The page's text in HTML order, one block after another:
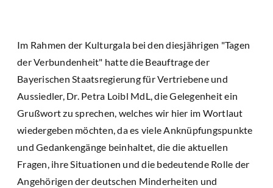
Im Rahmen der Kulturgala bei den diesjährigen "Tagen
der Verbundenheit" hatte die Beauftrage der
Bayerischen Staatsregierung für Vertriebene und
Aussiedler, Dr. Petra Loibl MdL, die Gelegenheit ein
Grußwort zu sprechen, welches wir hier im Wortlaut
wiedergeben möchten, da es viele Anknüpfungspunkte
und Gedankengänge beinhaltet, die die aktuellen
Fragen, ihre Situationen und die bedeutende Rolle der
Angehörigen der deutschen Minderheiten und